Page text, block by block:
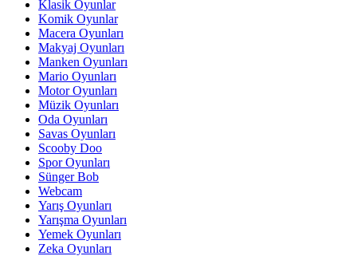
Klasik Oyunlar
Komik Oyunlar
Macera Oyunları
Makyaj Oyunları
Manken Oyunları
Mario Oyunları
Motor Oyunları
Müzik Oyunları
Oda Oyunları
Savas Oyunları
Scooby Doo
Spor Oyunları
Sünger Bob
Webcam
Yarış Oyunları
Yarışma Oyunları
Yemek Oyunları
Zeka Oyunları